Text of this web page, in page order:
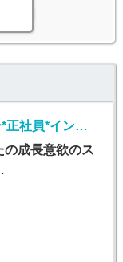
SE（システムエンジニア）(人材紹介*正社員*インフラエンジニア業務*勤務地多数!!)
の成長意欲のス